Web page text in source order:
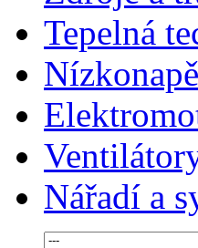
Tepelná
Nářadí a